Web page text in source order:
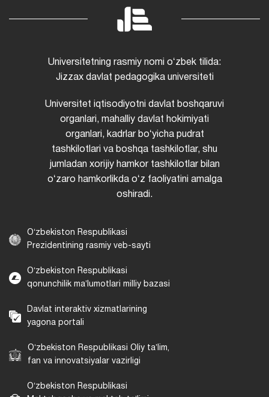
Universitetning rasmiy nomi oʻzbek tilida:
Jizzax davlat pedagogika universiteti
Universitet iqtisodiyotni davlat boshqaruvi
organlari, mahalliy davlat hokimiyati
organlari, kadrlar boʻyicha pudrat
tashkilotlari va boshqa tashkilotlar, shu
jumladan xorijiy hamkor tashkilotlar bilan
oʻzaro hamkorlikda oʻz faoliyatini amalga
oshiradi.
Oʻzbekiston Respublikasi
Prezidentining rasmiy veb-sayti
Oʻzbekiston Respublikasi
qonunchilik maʼlumotlari milliy bazasi
Davlat interaktiv xizmatlarining
yagona portali
Oʻzbekiston Respublikasi Oliy taʼlim,
fan va innovatsiyalar vazirligi
Oʻzbekiston Respublikasi